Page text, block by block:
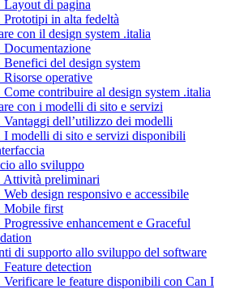
Layout di pagina
Prototipi in alta fedeltà
con il design system .italia
Documentazione
Benefici del design system
Risorse operative
Come contribuire al design system .italia
con i modelli di sito e servizi
Vantaggi dell’utilizzo dei modelli
I modelli di sito e servizi disponibili
allo sviluppo
Attività preliminari
Web design responsivo e accessibile
Mobile first
Progressive enhancement e Graceful
di supporto allo sviluppo del software
Feature detection
Verificare le feature disponibili con Can I